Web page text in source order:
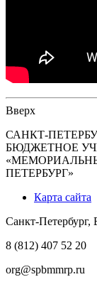
Вверх
САНКТ-
БЮДЖЕТНОЕ
ПЕТЕРБУРГ»
Карта сайта
Санкт-Петербург,
8 (812) 407 52 20
org@spbmmrp.ru